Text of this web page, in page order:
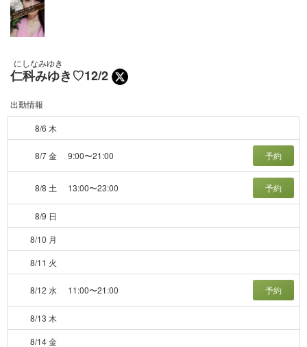
にしなみゆき
仁科みゆき♡12/2
出勤情報
8/6 木
8/7 金 9:00〜21:00 予約
8/8 土 13:00〜23:00 予約
8/9 日
8/10 月
8/11 火
8/12 水 11:00〜21:00 予約
8/13 木
8/14 金